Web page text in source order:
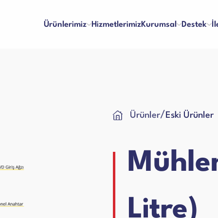
Ürünlerimiz
Makineleri
HizmetlerimizKurumsal Destek
Ürünler/ Eski Ürünler
Litre)